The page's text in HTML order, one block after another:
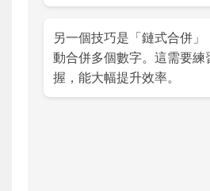
另一個技巧是「鏈式合併」
動合併多個數字。這需要練
握，能大幅提升效率。